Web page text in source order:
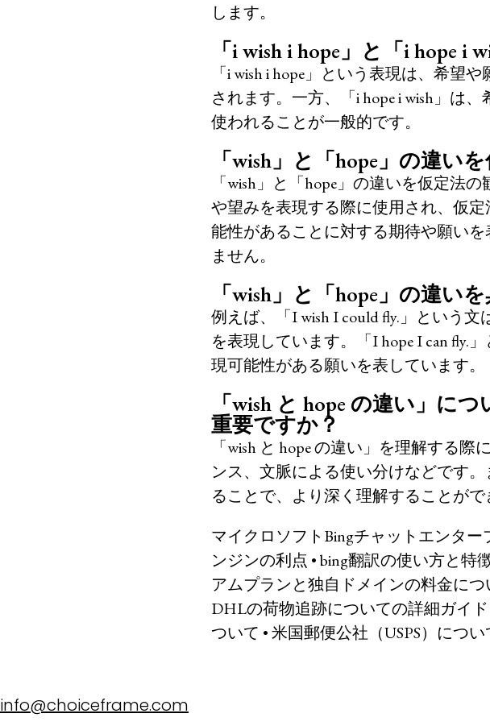
します。
「i wish i hope」と「i hope i
「i wish i hope」という表現は、希望
されます。一方、「i hope i wish」は
使われることが一般的です。
「wish」と「hope」の違い
「wish」と「hope」の違いを仮定法
や望みを表現する際に使用され、仮
能性があることに対する期待や願い
ません。
「wish」と「hope」の違い
例えば、「I wish I could fly.」という
を表現しています。「I hope I can fly.
現可能性がある願いを表しています。
「wish と hope の違い」に
重要ですか？
「wish と hope の違い」を理解する
ンス、文脈による使い分けなどです
ることで、より深く理解することがで
マイクロソフトBingチャットエンター
ンジンの利点 •bing翻訳の使い方と特
アムプランと独自ドメインの料金につ
DHLの荷物追跡についての詳細ガイド
ついて •米国郵便公社（USPS）につ
info@choiceframe.com